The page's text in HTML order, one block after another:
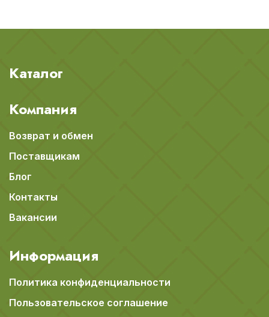
Каталог
Компания
Возврат и обмен
Поставщикам
Блог
Контакты
Вакансии
Информация
Политика конфиденциальности
Пользовательское соглашение